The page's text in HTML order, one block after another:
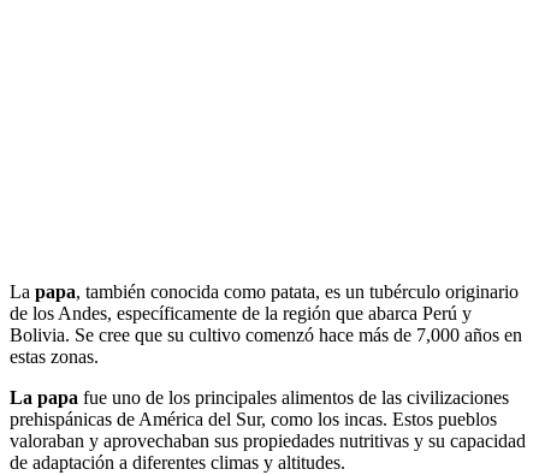
La papa, también conocida como patata, es un tubérculo originario
de los Andes, específicamente de la región que abarca Perú y
Bolivia. Se cree que su cultivo comenzó hace más de 7,000 años en
estas zonas.
La papa fue uno de los principales alimentos de las civilizaciones
prehispánicas de América del Sur, como los incas. Estos pueblos
valoraban y aprovechaban sus propiedades nutritivas y su capacidad
de adaptación a diferentes climas y altitudes.